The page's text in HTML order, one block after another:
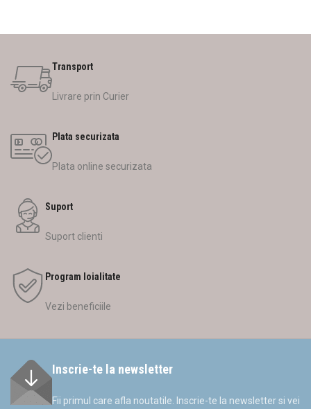
Transport
Livrare prin Curier
Plata securizata
Plata online securizata
Suport
Suport clienti
Program loialitate
Vezi beneficiile
Inscrie-te la newsletter
Fii primul care afla noutatile. Inscrie-te la newsletter si vei